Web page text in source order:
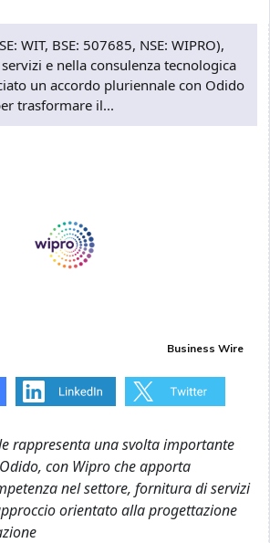
WIT, BSE: 507685, NSE: WIPRO),
e nella consulenza tecnologica
un accordo pluriennale con Odido
trasformare il...
Business Wire
rappresenta una svolta importante
con Wipro che apporta
nel settore, fornitura di servizi
orientato alla progettazione